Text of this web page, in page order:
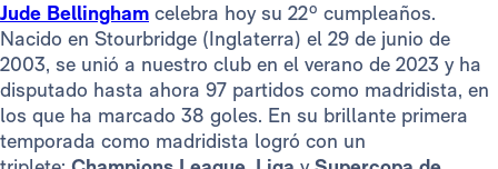
Jude Bellingham celebra hoy su 22º cumpleaños.
Nacido en Stourbridge (Inglaterra) el 29 de junio de
2003, se unió a nuestro club en el verano de 2023 y ha
disputado hasta ahora 97 partidos como madridista, en
los que ha marcado 38 goles. En su brillante primera
temporada como madridista logró con un